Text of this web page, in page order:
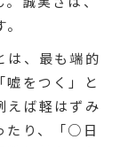
は、最も端的
嘘をつく」と
えば軽はずみ
たり、「○日